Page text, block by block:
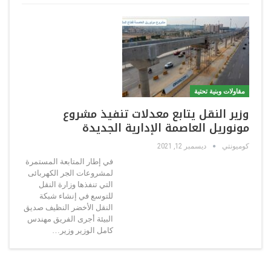
مقاولات وبنية تحتية
وزير النقل يتابع معدلات تنفيذ مشروع
مونوريل العاصمة الإدارية الجديدة
كوميونتي ديسمبر 12, 2021
في إطار المتابعة المستمرة
لمشروعات الجر الكهربائى
التي تنفذها وزارة النقل
للتوسع في إنشاء شبكة
النقل الأخضر النظيف صديق
البيئة أجرى الفريق مهندس
كامل الوزير وزير…